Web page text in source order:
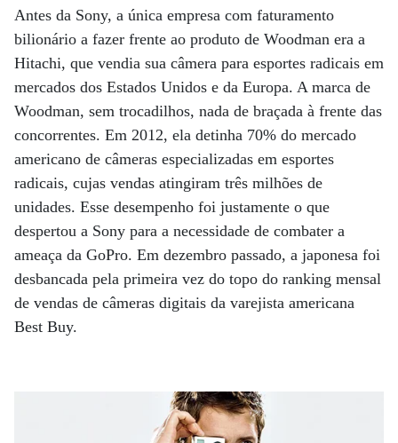
Antes da Sony, a única empresa com faturamento
bilionário a fazer frente ao produto de Woodman era a
Hitachi, que vendia sua câmera para esportes radicais em
mercados dos Estados Unidos e da Europa. A marca de
Woodman, sem trocadilhos, nada de braçada à frente das
concorrentes. Em 2012, ela detinha 70% do mercado
americano de câmeras especializadas em esportes
radicais, cujas vendas atingiram três milhões de
unidades. Esse desempenho foi justamente o que
despertou a Sony para a necessidade de combater a
ameaça da GoPro. Em dezembro passado, a japonesa foi
desbancada pela primeira vez do topo do ranking mensal
de vendas de câmeras digitais da varejista americana
Best Buy.